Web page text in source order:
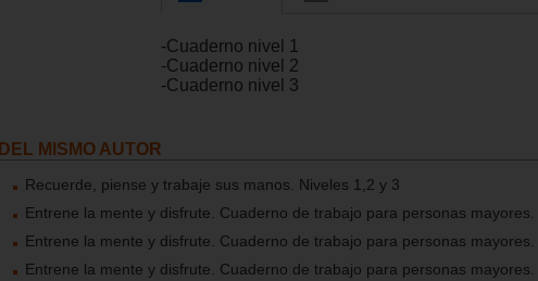
-Cuaderno nivel 1
-Cuaderno nivel 2
-Cuaderno nivel 3
DEL MISMO AUTOR
Recuerde, piense y trabaje sus manos. Niveles 1,2 y 3
Entrene la mente y disfrute. Cuaderno de trabajo para personas mayores.
Entrene la mente y disfrute. Cuaderno de trabajo para personas mayores.
Entrene la mente y disfrute. Cuaderno de trabajo para personas mayores.